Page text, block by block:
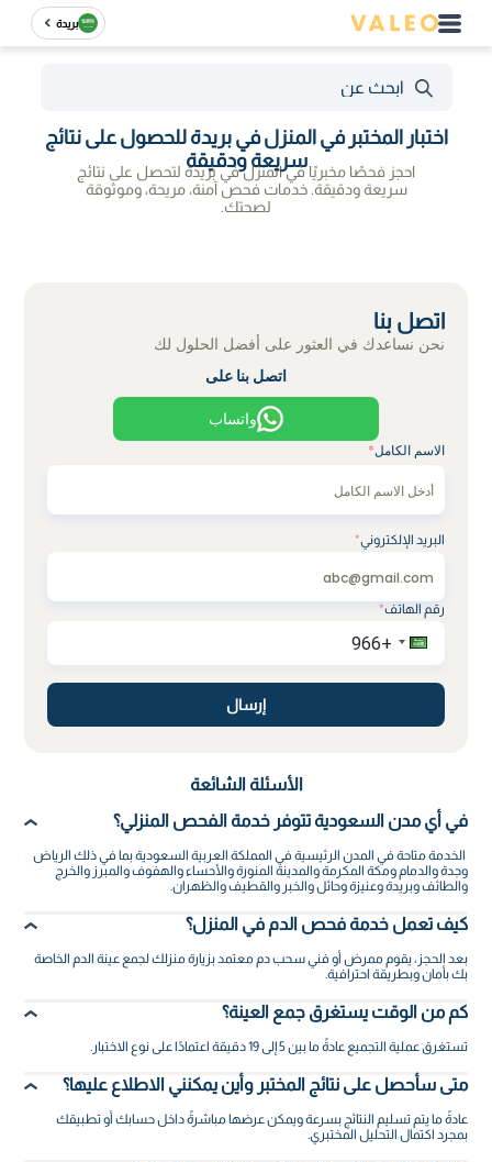
بريدة
احجز فحصًا مخبريًا في المنزل في بريدة لتحصل على نتائج
سريعة ودقيقة. خدمات فحص آمنة، مريحة، وموثوقة
لصحتك.
اختبار المختبر في المنزل في بريدة للحصول على نتائج
سريعة ودقيقة
اتصل بنا
نحن نساعدك في العثور على أفضل الحلول لك
اتصل بنا على
واتساب
الاسم الكامل*
البريد الإلكتروني*
رقم الهاتف*
إرسال
الأسئلة الشائعة
في أي مدن السعودية تتوفر خدمة الفحص المنزلي؟
الخدمة متاحة في المدن الرئيسية في المملكة العربية السعودية بما في ذلك الرياض
وجدة والدمام ومكة المكرمة والمدينة المنورة والأحساء والهفوف والمبرز والخرج
والطائف وبريدة وعنيزة وحائل والخبر والقطيف والظهران.
كيف تعمل خدمة فحص الدم في المنزل؟
بعد الحجز، يقوم ممرض أو فني سحب دم معتمد بزيارة منزلك لجمع عينة الدم الخاصة
بك بأمان وبطريقة احترافية.
كم من الوقت يستغرق جمع العينة؟
تستغرق عملية التجميع عادةً ما بين 5 إلى 19 دقيقة اعتمادًا على نوع الاختبار.
متى سأحصل على نتائج المختبر وأين يمكنني الاطلاع عليها؟
عادةً ما يتم تسليم النتائج بسرعة ويمكن عرضها مباشرةً داخل حسابك أو تطبيقك
بمجرد اكتمال التحليل المختبري.